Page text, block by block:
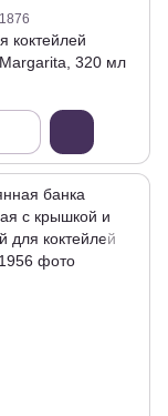
коктейлей
320 мл